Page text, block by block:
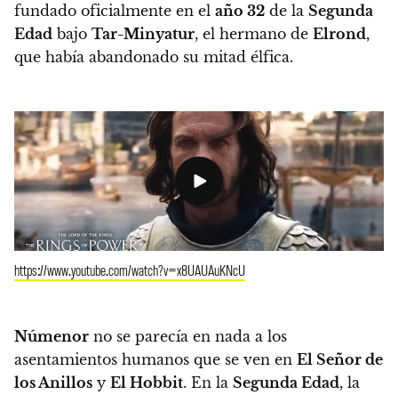
fundado oficialmente en el año 32 de la Segunda
Edad bajo Tar-Minyatur, el hermano de Elrond,
que había abandonado su mitad élfica.
https://www.youtube.com/watch?v=x8UAUAuKNcU
Númenor no se parecía en nada a los
asentamientos humanos que se ven en El Señor de
los Anillos y El Hobbit. En la Segunda Edad, la